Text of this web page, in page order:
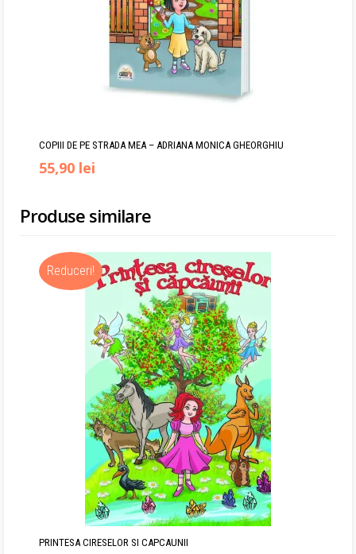
COPIII DE PE STRADA MEA – ADRIANA MONICA GHEORGHIU
Prețul
a
fost:
67,00 lei.
55,90 lei
este:
55,90 lei.
Produse similare
Reduceri!
PRINTESA CIRESELOR SI CAPCAUNII